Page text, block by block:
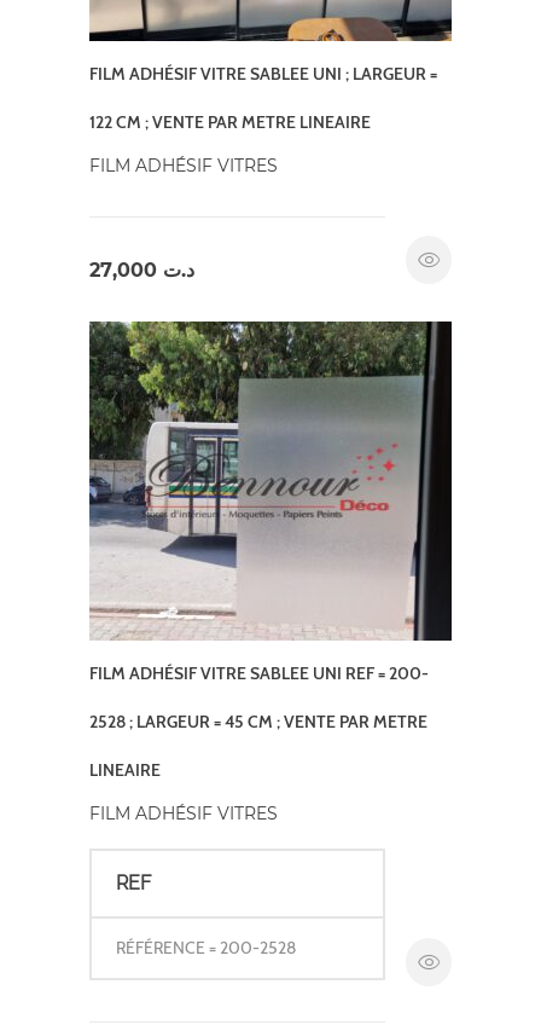
FILM ADHÉSIF VITRE SABLEE UNI ; LARGEUR =
122 CM ; VENTE PAR METRE LINEAIRE
FILM ADHÉSIF VITRES
د.ت
FILM ADHÉSIF VITRE SABLEE UNI REF = 200-
2528 ; LARGEUR = 45 CM ; VENTE PAR METRE
LINEAIRE
FILM ADHÉSIF VITRES
REF
RÉFÉRENCE = 200-2528